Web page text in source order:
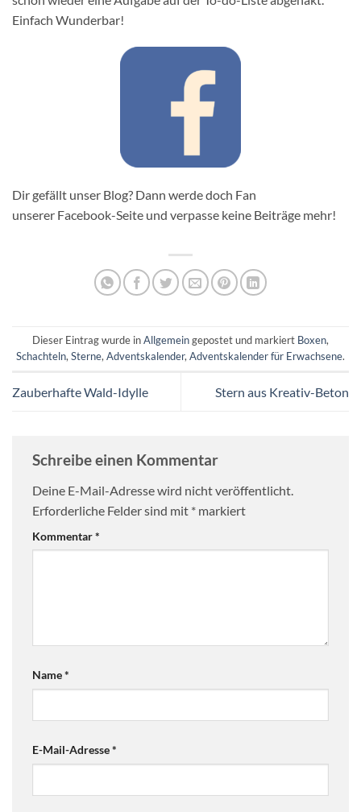
Einfach Wunderbar!
Dir gefällt unser Blog? Dann werde doch Fan
unserer Facebook-Seite und verpasse keine Beiträge mehr!
Dieser Eintrag wurde inAllgemeingepostet und markiert Boxen,
Schachteln, Sterne, Adventskalender, Adventskalender für Erwachsene.
Zauberhafte Wald-Idylle Stern aus Kreativ-Beton
Schreibe einen Kommentar
Deine E-Mail-Adresse wird nicht veröffentlicht.
Erforderliche Felder sind mit * markiert
Kommentar*
Name*
E-Mail-Adresse*